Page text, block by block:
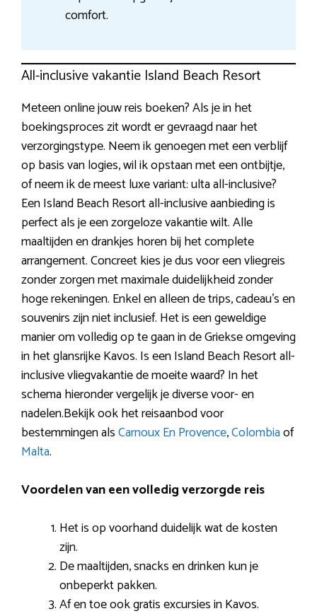
comfort.
All-inclusive vakantie Island Beach Resort
Meteen online jouw reis boeken? Als je in het
boekingsproces zit wordt er gevraagd naar het
verzorgingstype. Neem ik genoegen met een verblijf
op basis van logies, wil ik opstaan met een ontbijtje,
of neem ik de meest luxe variant: ulta all-inclusive?
Een Island Beach Resort all-inclusive aanbieding is
perfect als je een zorgeloze vakantie wilt. Alle
maaltijden en drankjes horen bij het complete
arrangement. Concreet kies je dus voor een vliegreis
zonder zorgen met maximale duidelijkheid zonder
hoge rekeningen. Enkel en alleen de trips, cadeau’s en
souvenirs zijn niet inclusief. Het is een geweldige
manier om volledig op te gaan in de Griekse omgeving
in het glansrijke Kavos. Is een Island Beach Resort all-
inclusive vliegvakantie de moeite waard? In het
schema hieronder vergelijk je diverse voor- en
nadelen.Bekijk ook het reisaanbod voor
bestemmingen alsCarnoux En Provence,Colombiaof
Malta.
Voordelen van een volledig verzorgde reis
Het is op voorhand duidelijk wat de kosten
zijn.
De maaltijden, snacks en drinken kun je
onbeperkt pakken.
Af en toe ook gratis excursies in Kavos.